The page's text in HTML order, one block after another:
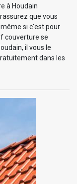
à Houdain
que vous
si c'est pour
couverture se
il vous le
dans les